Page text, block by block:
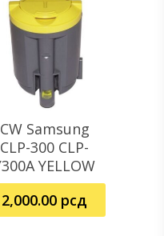
Dodaj U Korpu
CW Samsung
CLP-300 CLP-
YELLOW
2,000.00 рсд